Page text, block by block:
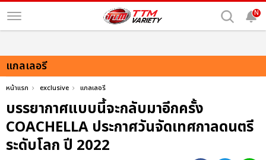
N
แกลเลอรี
หน้าแรก exclusive แกลเลอรี
บรรยากาศแบบนี้จะกลับมาอีกครั้ง
COACHELLA ประกาศวันจัดเทศกาลดนตรี
ระดับโลก ปี 2022